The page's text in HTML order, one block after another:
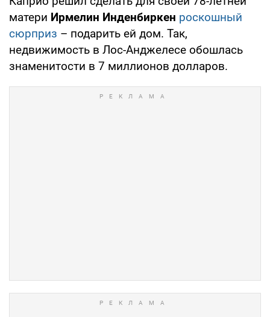
матери Ирмелин Инденбиркен роскошный
сюрприз – подарить ей дом. Так,
недвижимость в Лос-Анджелесе обошлась
знаменитости в 7 миллионов долларов.